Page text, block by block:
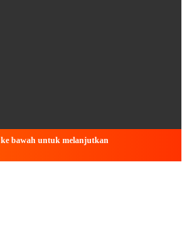
bawah untuk melanjutkan